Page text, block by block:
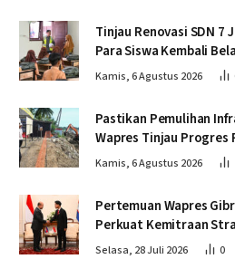
Tinjau Renovasi SDN 7
Para Siswa Kembali
Pascabencana
Kamis, 6 Agustus 2026
Pastikan Pemulihan
Wapres Tinjau Progres
Krueng Tingkeum
Kamis, 6 Agustus 2026
Pertemuan Wapres
Perkuat Kemitraan
Kamboja
Selasa, 28 Juli 2026 0